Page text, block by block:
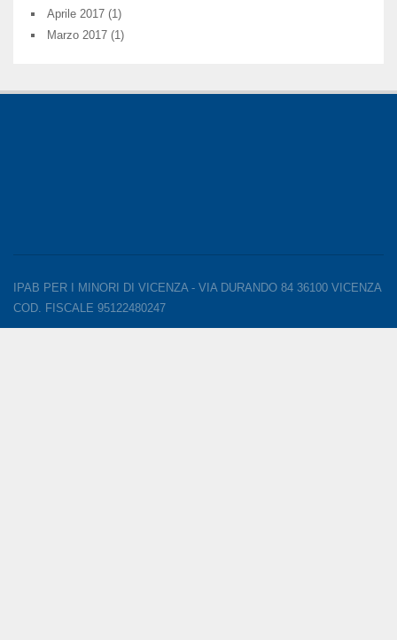
Aprile 2017 (1)
Marzo 2017 (1)
IPAB PER I MINORI DI VICENZA - VIA DURANDO 84 36100 VICENZA
COD. FISCALE 95122480247